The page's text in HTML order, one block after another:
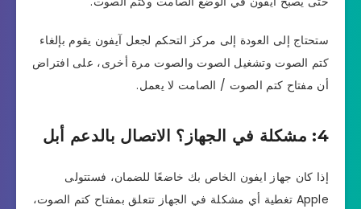
ستحتاج إلى العودة إلى مركز التحكم لجعل آيفون يقوم بإلغاء
كتم الصوت وتشغيل الصوت والصوت مرة أخرى، على افتراض
أن مفتاح كتم الصوت / الصامت لا يعمل.
4: مشكلة في الجهاز؟ الاتصال بالدعم أبل
إذا كان جهاز ايفون الخاص بك خاضعًا للضمان، فستتولى
Apple تغطية أي مشكلة في الجهاز تتعلق بمفتاح كتم الصوت،